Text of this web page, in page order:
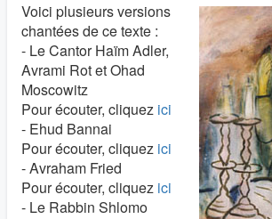
Voici plusieurs versions
chantées de ce texte :
- Le Cantor Haïm Adler,
Avrami Rot et Ohad
Moscowitz
Pour écouter, cliquez ici
- Ehud Bannai
Pour écouter, cliquez ici
- Avraham Fried
Pour écouter, cliquez ici
- Le Rabbin Shlomo